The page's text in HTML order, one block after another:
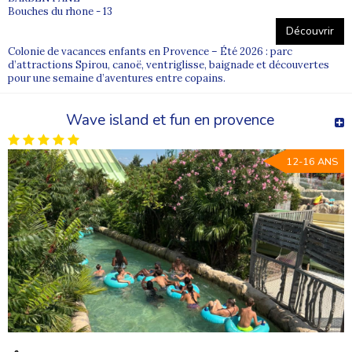
Comment trouver une bonne colonie de vacances?
Bouches du rhone - 13
Découvrir
Colonie de vacances enfants en Provence – Été 2026 : parc
d’attractions Spirou, canoë, ventriglisse, baignade et découvertes
pour une semaine d’aventures entre copains.
Wave island et fun en provence
12-16 ANS